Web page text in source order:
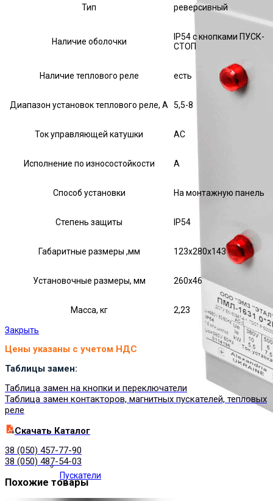
Пускатели
Тип реверсивный
Наличие оболочки
IP54 с кнопками ПУСК-
СТОП
Наличие теплового реле есть
Диапазон установок теплового реле, А 5,5-8
Ток управляющей катушки АС
Исполнение по износостойкости А
Способ установки На монтажную панель
Степень защиты IP54
Габаритные размеры ,мм 123х280х143
Установочные размеры, мм 260х46
Масса, кг 2,23
Закрыть
Цены указаны с учетом НДС
Таблицы замен:
Таблица замен на кнопки и переключатели
Таблица замен контакторов, магнитных пускателей, тепловых
реле
Cкачать Каталог
38 (050) 457-77-90
38 (050) 487-54-03
Похожие товары